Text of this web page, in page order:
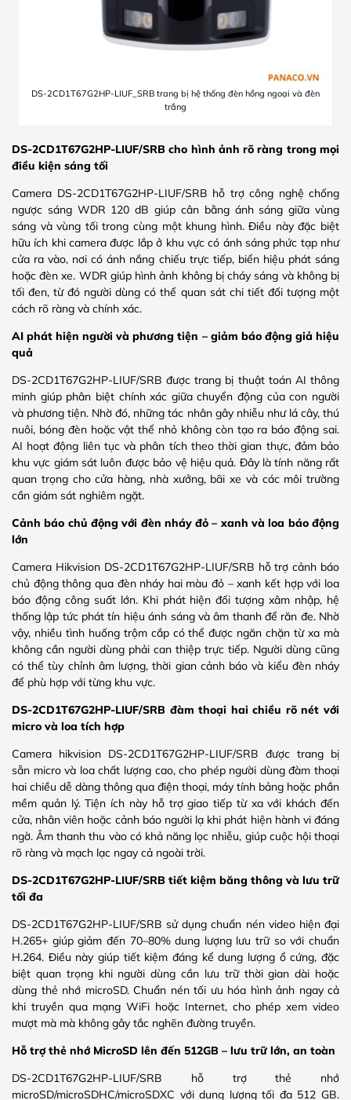
DS-2CD1T67G2HP-LIUF_SRB trang bị hệ thống đèn hồng ngoại và đèn
trắng
DS-2CD1T67G2HP-LIUF/SRB cho hình ảnh rõ ràng trong mọi
điều kiện sáng tối
Camera DS-2CD1T67G2HP-LIUF/SRB hỗ trợ công nghệ chống
ngược sáng WDR 120 dB giúp cân bằng ánh sáng giữa vùng
sáng và vùng tối trong cùng một khung hình. Điều này đặc biệt
hữu ích khi camera được lắp ở khu vực có ánh sáng phức tạp như
cửa ra vào, nơi có ánh nắng chiếu trực tiếp, biển hiệu phát sáng
hoặc đèn xe. WDR giúp hình ảnh không bị cháy sáng và không bị
tối đen, từ đó người dùng có thể quan sát chi tiết đối tượng một
cách rõ ràng và chính xác.
AI phát hiện người và phương tiện – giảm báo động giả hiệu
quả
DS-2CD1T67G2HP-LIUF/SRB được trang bị thuật toán AI thông
minh giúp phân biệt chính xác giữa chuyển động của con người
và phương tiện. Nhờ đó, những tác nhân gây nhiễu như lá cây, thú
nuôi, bóng đèn hoặc vật thể nhỏ không còn tạo ra báo động sai.
AI hoạt động liên tục và phân tích theo thời gian thực, đảm bảo
khu vực giám sát luôn được bảo vệ hiệu quả. Đây là tính năng rất
quan trọng cho cửa hàng, nhà xưởng, bãi xe và các môi trường
cần giám sát nghiêm ngặt.
Cảnh báo chủ động với đèn nháy đỏ – xanh và loa báo động
lớn
Camera Hikvision DS-2CD1T67G2HP-LIUF/SRB hỗ trợ cảnh báo
chủ động thông qua đèn nháy hai màu đỏ – xanh kết hợp với loa
báo động công suất lớn. Khi phát hiện đối tượng xâm nhập, hệ
thống lập tức phát tín hiệu ánh sáng và âm thanh để răn đe. Nhờ
vậy, nhiều tình huống trộm cắp có thể được ngăn chặn từ xa mà
không cần người dùng phải can thiệp trực tiếp. Người dùng cũng
có thể tùy chỉnh âm lượng, thời gian cảnh báo và kiểu đèn nháy
để phù hợp với từng khu vực.
DS-2CD1T67G2HP-LIUF/SRB đàm thoại hai chiều rõ nét với
micro và loa tích hợp
Camera hikvision DS-2CD1T67G2HP-LIUF/SRB được trang bị
sẵn micro và loa chất lượng cao, cho phép người dùng đàm thoại
hai chiều dễ dàng thông qua điện thoại, máy tính bảng hoặc phần
mềm quản lý. Tiện ích này hỗ trợ giao tiếp từ xa với khách đến
cửa, nhân viên hoặc cảnh báo người lạ khi phát hiện hành vi đáng
ngờ. Âm thanh thu vào có khả năng lọc nhiễu, giúp cuộc hội thoại
rõ ràng và mạch lạc ngay cả ngoài trời.
DS-2CD1T67G2HP-LIUF/SRB tiết kiệm băng thông và lưu trữ
tối đa
DS-2CD1T67G2HP-LIUF/SRB sử dụng chuẩn nén video hiện đại
H.265+ giúp giảm đến 70–80% dung lượng lưu trữ so với chuẩn
H.264. Điều này giúp tiết kiệm đáng kể dung lượng ổ cứng, đặc
biệt quan trọng khi người dùng cần lưu trữ thời gian dài hoặc
dùng thẻ nhớ microSD. Chuẩn nén tối ưu hóa hình ảnh ngay cả
khi truyền qua mạng WiFi hoặc Internet, cho phép xem video
mượt mà mà không gây tắc nghẽn đường truyền.
Hỗ trợ thẻ nhớ MicroSD lên đến 512GB – lưu trữ lớn, an toàn
DS-2CD1T67G2HP-LIUF/SRB hỗ trợ thẻ nhớ
microSD/microSDHC/microSDXC với dung lượng tối đa 512 GB.